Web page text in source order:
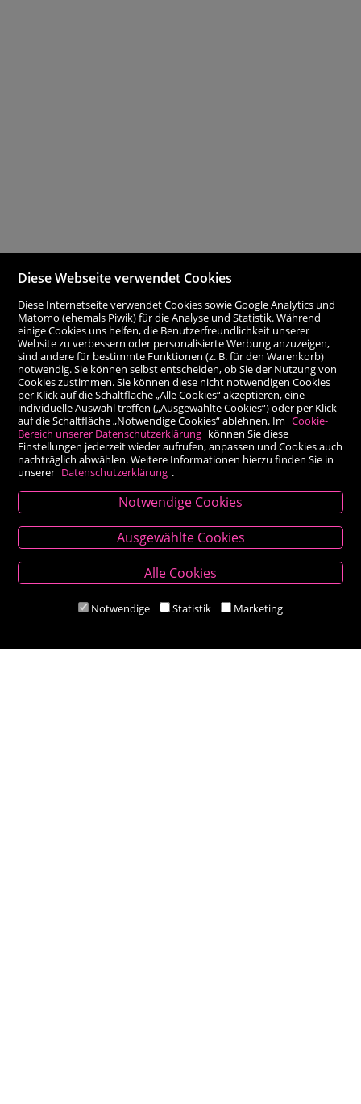
Kontakt
Besold Buch-Papier
Hauptplatz 14, 9300 St. Veit an der Glan
M:bestellung@besold.at
Diese Webseite verwendet Cookies
Diese Internetseite verwendet Cookies sowie Google Analytics und
Matomo (ehemals Piwik) für die Analyse und Statistik. Während
einige Cookies uns helfen, die Benutzerfreundlichkeit unserer
Website zu verbessern oder personalisierte Werbung anzuzeigen,
sind andere für bestimmte Funktionen (z. B. für den Warenkorb)
notwendig. Sie können selbst entscheiden, ob Sie der Nutzung von
Cookies zustimmen. Sie können diese nicht notwendigen Cookies
per Klick auf die Schaltfläche „Alle Cookies“ akzeptieren, eine
individuelle Auswahl treffen („Ausgewählte Cookies“) oder per Klick
auf die Schaltfläche „Notwendige Cookies“ ablehnen. Im Cookie-
Bereich unserer Datenschutzerklärung können Sie diese
Einstellungen jederzeit wieder aufrufen, anpassen und Cookies auch
nachträglich abwählen. Weitere Informationen hierzu finden Sie in
unserer Datenschutzerklärung .
Notwendige Cookies
Ausgewählte Cookies
Alle Cookies
Notwendige Statistik Marketing